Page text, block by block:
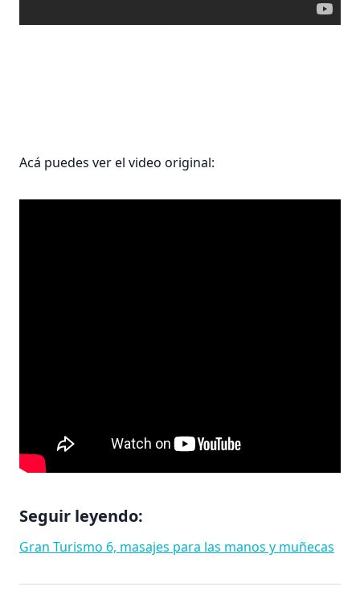
Acá puedes ver el video original:
Seguir leyendo:
Gran Turismo 6, masajes para las manos y muñecas